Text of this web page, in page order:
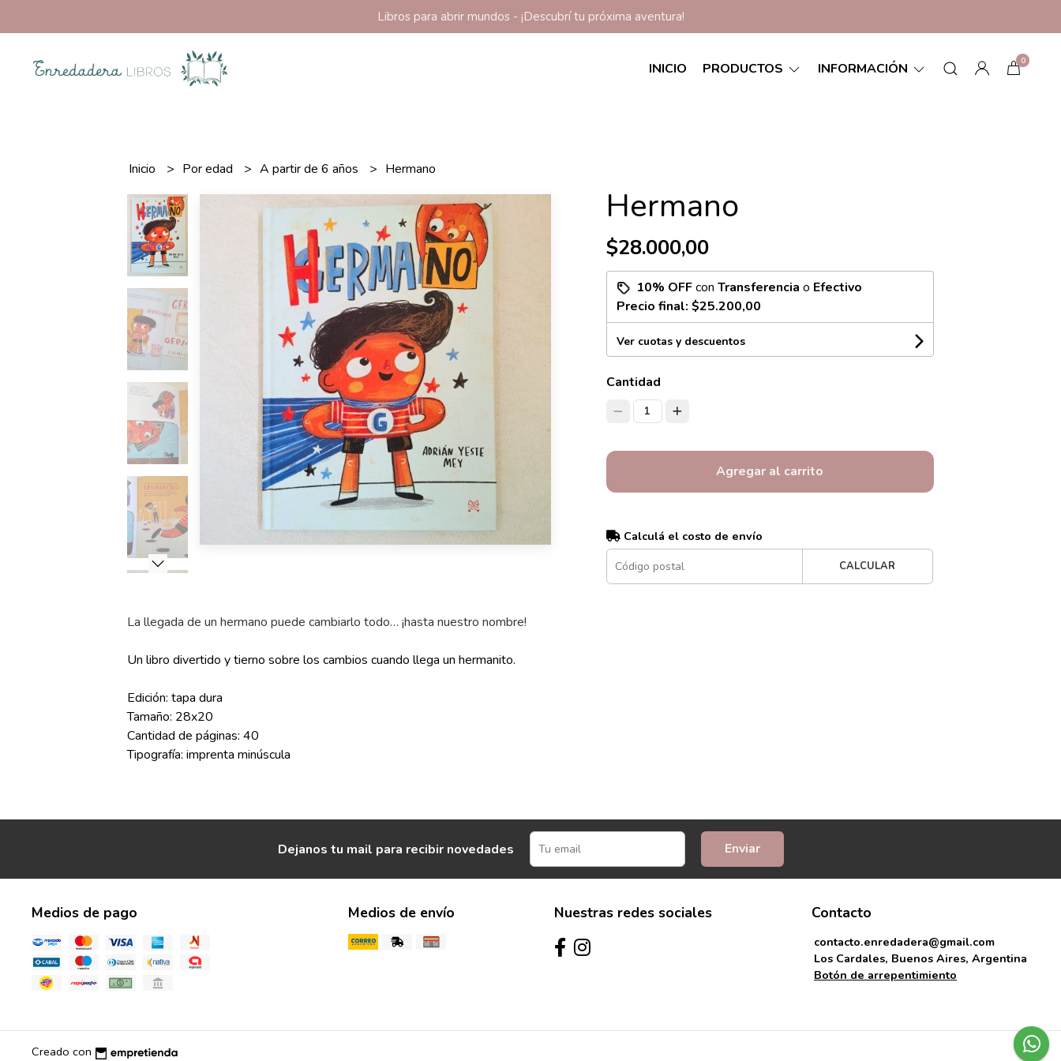
Libros para abrir mundos - ¡Descubrí tu próxima aventura!
INICIO PRODUCTOS INFORMACIÓN 0
Inicio Por edad A partir de 6 años Hermano
La llegada de un hermano puede cambiarlo todo… ¡hasta nuestro nombre!
Un libro divertido y tierno sobre los cambios cuando llega un hermanito.
Edición: tapa dura
Tamaño: 28x20
Cantidad de páginas: 40
Tipografía: imprenta minúscula
Hermano
$28.000,00
10% OFFcon Transferencia o Efectivo
Precio final: $25.200,00
Ver cuotas y descuentos
Cantidad
1
Agregar al carrito
Calculá el costo de envío
CALCULAR
Dejanos tu mail para recibir novedades Enviar
Medios de pago Medios de envío Nuestras redes sociales Contacto
contacto.enredadera@gmail.com
Los Cardales, Buenos Aires, Argentina
Botón de arrepentimiento
Creado con